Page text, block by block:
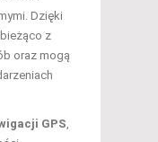
Dzięki
z
oraz mogą
GPS,